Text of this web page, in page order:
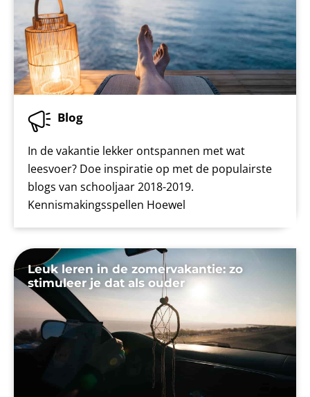
Blog
In de vakantie lekker ontspannen met wat
leesvoer? Doe inspiratie op met de populairste
blogs van schooljaar 2018-2019.
Kennismakingsspellen Hoewel
Leuk leren in de zomervakantie: zo
stimuleer je dat als ouder